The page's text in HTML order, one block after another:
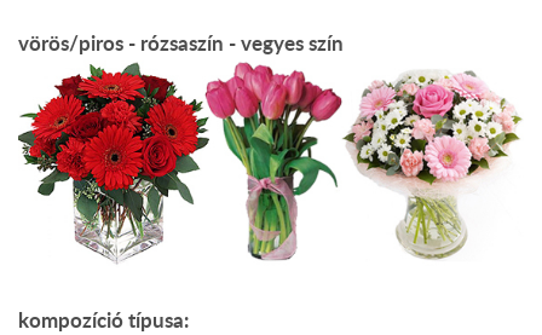
vörös/piros - rózsaszín - vegyes szín
kompozíció típusa: